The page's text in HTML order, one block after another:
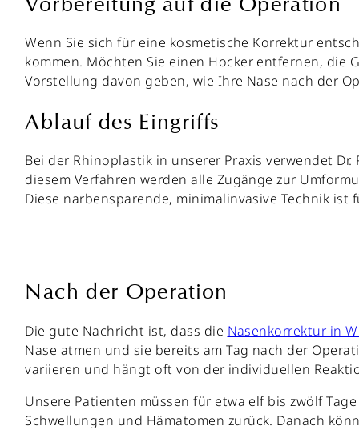
Wenn Sie sich für eine kosmetische Korrektur
kommen. Möchten Sie einen Hocker entfernen, die
Vorstellung davon geben, wie Ihre Nase nach der
Ablauf des Eingriffs
Bei der Rhinoplastik in unserer Praxis verwendet
diesem Verfahren werden alle Zugänge zur
Diese narbensparende, minimalinvasive Technik
Nach der Operation
Die gute Nachricht ist, dass die Nasenkorrektur in
Nase atmen und sie bereits am Tag nach der
variieren und hängt oft von der individuellen
Unsere Patienten müssen für etwa elf bis zwölf
Schwellungen und Hämatomen zurück. Danach